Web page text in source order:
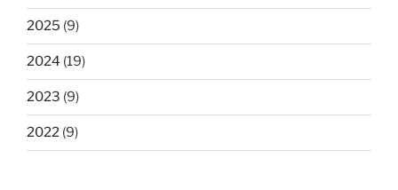
2025 (9)
2024 (19)
2023 (9)
2022 (9)